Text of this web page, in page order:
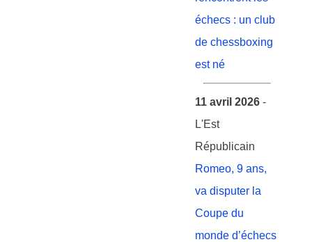
échecs : un club
de chessboxing
est né
11 avril 2026 -
L'Est
Républicain
Romeo, 9 ans,
va disputer la
Coupe du
monde d’échecs